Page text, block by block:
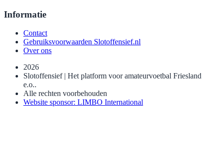
Informatie
Contact
Gebruiksvoorwaarden Slotoffensief.nl
Over ons
2026
Slotoffensief | Het platform voor amateurvoetbal Friesland
e.o..
Alle rechten voorbehouden
Website sponsor: LIMBO International